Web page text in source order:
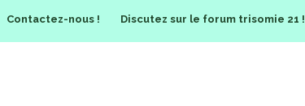
Contactez-nous ! Discutez sur le forum trisomie 21 !